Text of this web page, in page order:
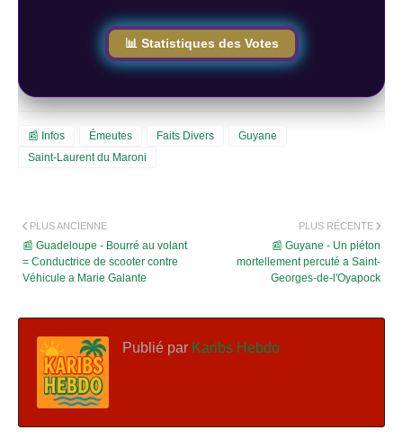
📊 Statistiques des Votes
📰 Infos Émeutes Faits Divers
Guyane
Saint-Laurent du Maroni
PLUS RÉCENTE
📰 Guyane - Un piéton
mortellement percuté a Saint-
Georges-de-l'Oyapock
PLUS ANCIENNE
📰 Guadeloupe - Bourré au volant
= Conductrice de scooter contre
Véhicule a Marie Galante
Publié par Karibs Hebdo